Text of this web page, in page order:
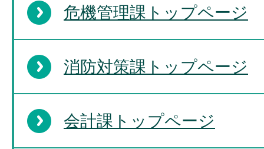
危機管理課トップページ
消防対策課トップページ
会計課トップページ